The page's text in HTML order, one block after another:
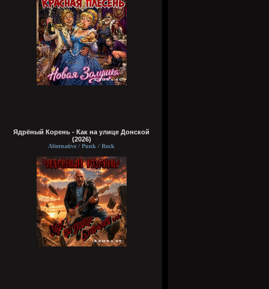
Ядрёный Корень - Как на улице Донской
(2026)
Alternative / Punk / Rock